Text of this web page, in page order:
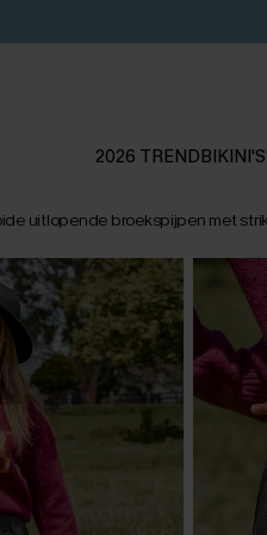
2026 TRENDBIKINI'S
uitlopende broekspijpen met